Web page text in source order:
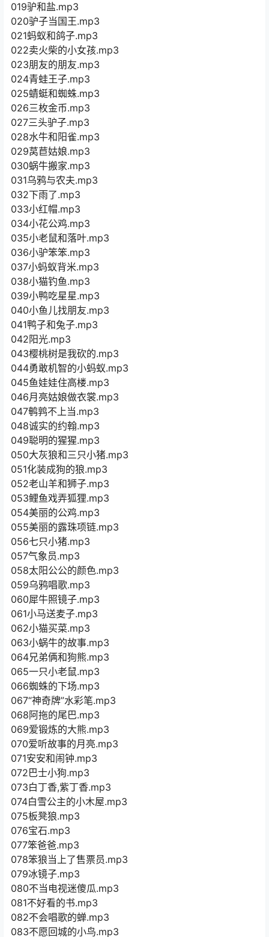
019驴和盐.mp3
020驴子当国王.mp3
021蚂蚁和鸽子.mp3
022卖火柴的小女孩.mp3
023朋友的朋友.mp3
024青蛙王子.mp3
025蜻蜓和蜘蛛.mp3
026三枚金币.mp3
027三头驴子.mp3
028水牛和阳雀.mp3
029莴苣姑娘.mp3
030蜗牛搬家.mp3
031乌鸦与农夫.mp3
032下雨了.mp3
033小红帽.mp3
034小花公鸡.mp3
035小老鼠和落叶.mp3
036小驴笨笨.mp3
037小蚂蚁背米.mp3
038小猫钓鱼.mp3
039小鸭吃星星.mp3
040小鱼儿找朋友.mp3
041鸭子和兔子.mp3
042阳光.mp3
043樱桃树是我砍的.mp3
044勇敢机智的小蚂蚁.mp3
045鱼娃娃住高楼.mp3
046月亮姑娘做衣裳.mp3
047鹌鹑不上当.mp3
048诚实的约翰.mp3
049聪明的猩猩.mp3
050大灰狼和三只小猪.mp3
051化装成狗的狼.mp3
052老山羊和狮子.mp3
053鲤鱼戏弄狐狸.mp3
054美丽的公鸡.mp3
055美丽的露珠项链.mp3
056七只小猪.mp3
057气象员.mp3
058太阳公公的颜色.mp3
059乌鸦唱歌.mp3
060犀牛照镜子.mp3
061小马送麦子.mp3
062小猫买菜.mp3
063小蜗牛的故事.mp3
064兄弟俩和狗熊.mp3
065一只小老鼠.mp3
066蜘蛛的下场.mp3
067“神奇牌”水彩笔.mp3
068阿拖的尾巴.mp3
069爱锻炼的大熊.mp3
070爱听故事的月亮.mp3
071安安和闹钟.mp3
072巴士小狗.mp3
073白丁香,紫丁香.mp3
074白雪公主的小木屋.mp3
075板凳狼.mp3
076宝石.mp3
077笨爸爸.mp3
078笨狼当上了售票员.mp3
079冰镜子.mp3
080不当电视迷傻瓜.mp3
081不好看的书.mp3
082不会唱歌的蝉.mp3
083不愿回城的小鸟.mp3